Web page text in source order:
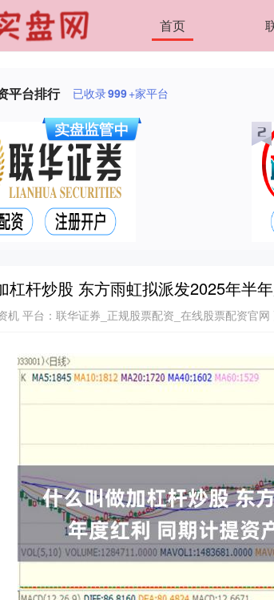
首页
平台排行 已收录999+家平台
杠杆炒股 东方雨虹拟派发2025年半
机 平台：联华证券_正规股票配资_在线股票配资官网